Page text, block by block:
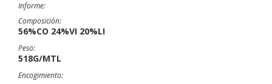
Informe:
Composición:
56%CO 24%VI 20%LI
Peso:
518G/MTL
Encogimiento: